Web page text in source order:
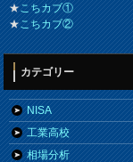
★こちカブ①
★こちカブ②
カテゴリー
NISA
工業高校
相場分析